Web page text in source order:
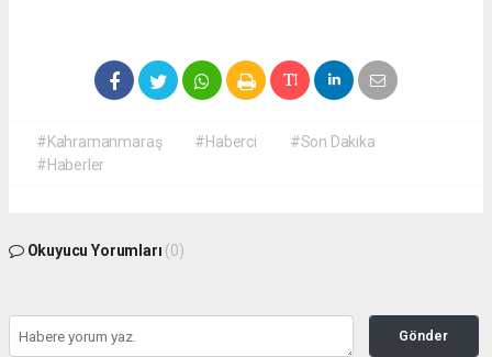
#Kahramanmaraş #Haberci
#Son Dakika
#Haberler
Okuyucu Yorumları (0)
Gönder